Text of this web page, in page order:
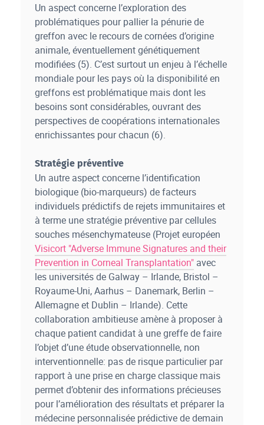
Un aspect concerne l’exploration des
problématiques pour pallier la pénurie de
greffon avec le recours de cornées d’origine
animale, éventuellement génétiquement
modifiées (5). C’est surtout un enjeu à l’échelle
mondiale pour les pays où la disponibilité en
greffons est problématique mais dont les
besoins sont considérables, ouvrant des
perspectives de coopérations internationales
enrichissantes pour chacun (6).
Stratégie préventive
Un autre aspect concerne l’identification
biologique (bio-marqueurs) de facteurs
individuels prédictifs de rejets immunitaires et
à terme une stratégie préventive par cellules
souches mésenchymateuse (Projet européen
Visicort "Adverse Immune Signatures and their
Prevention in Corneal Transplantation" avec
les universités de Galway – Irlande, Bristol –
Royaume-Uni, Aarhus – Danemark, Berlin –
Allemagne et Dublin – Irlande). Cette
collaboration ambitieuse amène à proposer à
chaque patient candidat à une greffe de faire
l’objet d’une étude observationnelle, non
interventionnelle: pas de risque particulier par
rapport à une prise en charge classique mais
permet d’obtenir des informations précieuses
pour l’amélioration des résultats et préparer la
médecine personnalisée prédictive de demain